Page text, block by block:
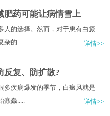
肥药可能让病情雪上
人的选择。然而，对于患有白癜
的.....
详情>>
反复、防扩散?
多疾病爆发的季节，白癜风就是
蠢.....
详情>>